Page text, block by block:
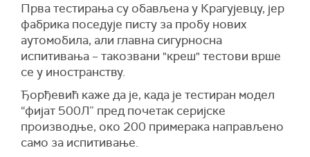
Прва тестирања су обављена у Крагујевцу, јер
фабрика поседује писту за пробу нових
аутомобила, али главна сигурносна
испитивања – такозвани "креш" тестови врше
се у иностранству.
Ђорђевић каже да је, када је тестиран модел
“фијат 500Л” пред почетак серијске
производње, око 200 примерака направљено
само за испитивање.